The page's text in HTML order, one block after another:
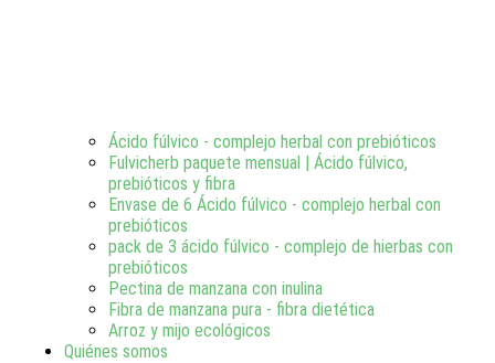
Ácido fúlvico - complejo herbal con prebióticos
Fulvicherb paquete mensual | Ácido fúlvico,
prebióticos y fibra
Envase de 6 Ácido fúlvico - complejo herbal con
prebióticos
pack de 3 ácido fúlvico - complejo de hierbas con
prebióticos
Pectina de manzana con inulina
Fibra de manzana pura - fibra dietética
Arroz y mijo ecológicos
Quiénes somos